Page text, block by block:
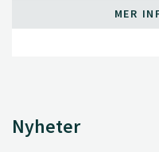
MER
Nyheter